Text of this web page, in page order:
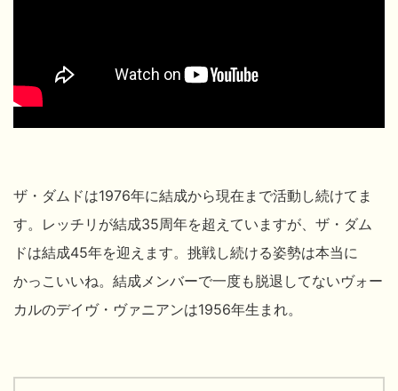
ザ・ダムドは1976年に結成から現在まで活動し続けてま
す。レッチリが結成35周年を超えていますが、ザ・ダム
ドは結成45年を迎えます。挑戦し続ける姿勢は本当に
かっこいいね。結成メンバーで一度も脱退してないヴォー
カルのデイヴ・ヴァニアンは1956年生まれ。